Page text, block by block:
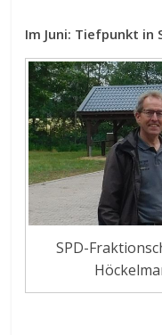
Im Juni: Tiefpunkt in
SPD-